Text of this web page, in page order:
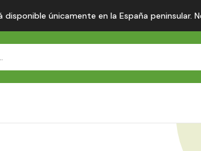
únicamente en la España peninsular.